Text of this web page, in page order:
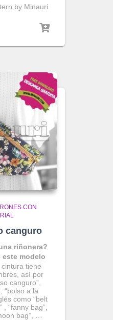
by Minauri
CON
canguro
riñonera?
este modelo
tiene
así por
canguro”,
“bolso a la
como “belt
, “fanny bag”,
bag”, …